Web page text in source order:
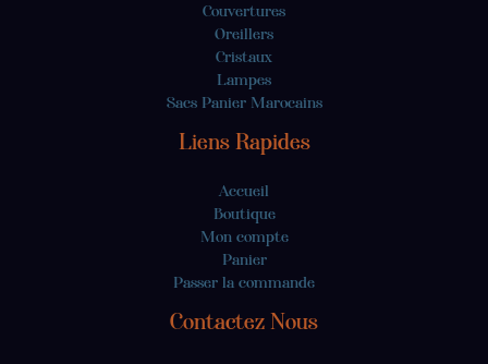
Couvertures
Oreillers
Cristaux
Lampes
Sacs Panier Marocains
Liens Rapides
Accueil
Boutique
Mon compte
Panier
Passer la commande
Contactez Nous